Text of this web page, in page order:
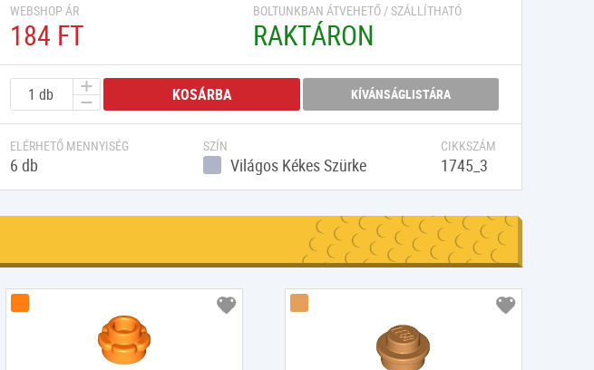
WEBSHOP ÁR
184 FT
BOLTUNKBAN ÁTVEHETŐ / SZÁLLÍTHATÓ
RAKTÁRON
KOSÁRBA KÍVÁNSÁGLISTÁRA
ELÉRHETŐ MENNYISÉG
6 db
SZÍN
Világos Kékes Szürke
CIKKSZÁM
1745_3